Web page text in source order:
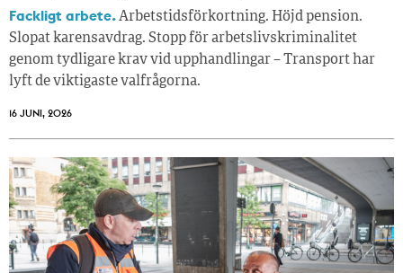
Fackligt arbete.Arbetstidsförkortning. Höjd pension.
Slopat karensavdrag. Stopp för arbetslivskriminalitet
genom tydligare krav vid upphandlingar – Transport har
lyft de viktigaste valfrågorna.
16 JUNI, 2026